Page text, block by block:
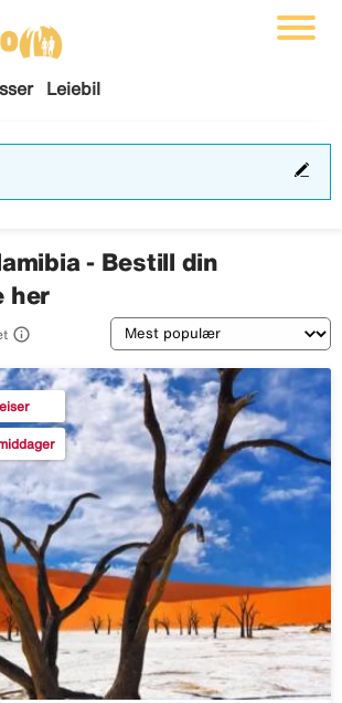
Leiebil
- Bestill din
her
 Sortering